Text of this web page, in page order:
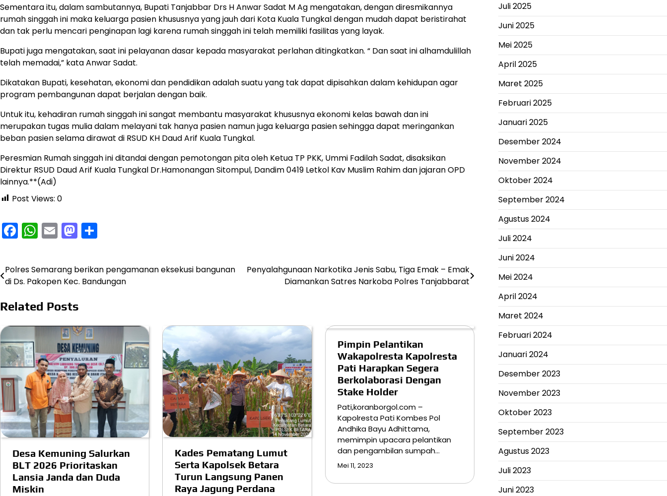
Sementara itu, dalam sambutannya, Bupati Tanjabbar Drs H Anwar Sadat M Ag mengatakan, dengan diresmikannya
rumah singgah ini maka keluarga pasien khususnya yang jauh dari Kota Kuala Tungkal dengan mudah dapat beristirahat
dan tak perlu mencari penginapan lagi karena rumah singgah ini telah memiliki fasilitas yang layak.
Bupati juga mengatakan, saat ini pelayanan dasar kepada masyarakat perlahan ditingkatkan. “ Dan saat ini alhamdulillah
telah memadai,” kata Anwar Sadat.
Dikatakan Bupati, kesehatan, ekonomi dan pendidikan adalah suatu yang tak dapat dipisahkan dalam kehidupan agar
program pembangunan dapat berjalan dengan baik.
Untuk itu, kehadiran rumah singgah ini sangat membantu masyarakat khususnya ekonomi kelas bawah dan ini
merupakan tugas mulia dalam melayani tak hanya pasien namun juga keluarga pasien sehingga dapat meringankan
beban pasien selama dirawat di RSUD KH Daud Arif Kuala Tungkal.
Peresmian Rumah singgah ini ditandai dengan pemotongan pita oleh Ketua TP PKK, Ummi Fadilah Sadat, disaksikan
Direktur RSUD Daud Arif Kuala Tungkal Dr.Hamonangan Sitompul, Dandim 0419 Letkol Kav Muslim Rahim dan jajaran OPD
lainnya.**(Adi)
Post Views: 0
Facebook
WhatsApp
EmailMastodon
Navigasi
Polres Semarang berikan pengamanan eksekusi bangunan
di Ds. Pakopen Kec. Bandungan
Penyalahgunaan Narkotika Jenis Sabu, Tiga Emak – Emak
Diamankan Satres Narkoba Polres Tanjabbarat
Related Posts
Desa Kemuning Salurkan
BLT 2026 Prioritaskan
Lansia Janda dan Duda
Miskin
Kades Pematang Lumut
Serta Kapolsek Betara
Turun Langsung Panen
Raya Jagung Perdana
Pimpin Pelantikan
Wakapolresta Kapolresta
Pati Harapkan Segera
Berkolaborasi Dengan
Stake Holder
Pati,koranborgol.com –
Kapolresta Pati Kombes Pol
Andhika Bayu Adhittama,
memimpin upacara pelantikan
dan pengambilan sumpah…
Mei 11, 2023
Juli 2025
Juni 2025
Mei 2025
April 2025
Maret 2025
Februari 2025
Januari 2025
Desember 2024
November 2024
Oktober 2024
September 2024
Agustus 2024
Juli 2024
Juni 2024
Mei 2024
April 2024
Maret 2024
Februari 2024
Januari 2024
Desember 2023
November 2023
Oktober 2023
September 2023
Agustus 2023
Juli 2023
Juni 2023